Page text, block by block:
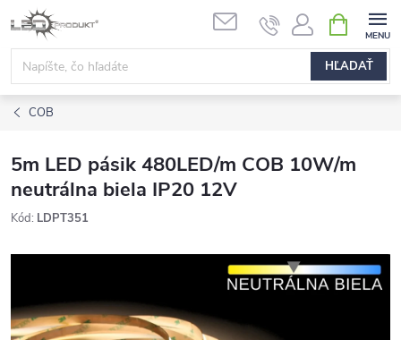
Prejsť
na
obsah
HĽADAŤ
KOŠÍK
COB
5m LED pásik 480LED/m COB 10W/m
neutrálna biela IP20 12V
Kód: LDPT351